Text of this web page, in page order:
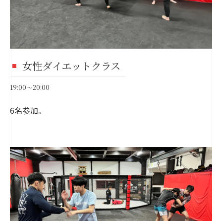
女性ダイエットクラス
19:00～20:00
6名参加。